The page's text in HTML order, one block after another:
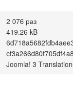
2 076 раз
419.26 kB
Joomla! 3